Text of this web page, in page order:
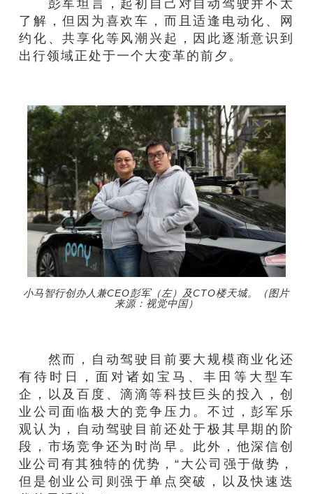
彭军坦言，起初自己对自动驾驶并不太
了解，但因为喜欢车，而且适逢电动化、网
约化、共享化等风潮兴起，因此逐渐意识到
出行领域正处于一个大变革的前夕。
小马智行创办人兼CEO彭军（左）及CTO楼天城。（图片
来源：视觉中国）
然而，自动驾驶目前要大规模商业化还
有待时日，面对诸如宝马、丰田等大型车
企，以及百度、滴滴等科技巨头的投入，创
业公司面临极大的竞争压力。不过，彭军乐
观认为，自动驾驶目前还处于极其早期的阶
段，市场竞争还为时尚早。此外，他深信创
业公司有其独特的优势，“大公司强于做势，
但是创业公司则强于单点突破，以及快速迭